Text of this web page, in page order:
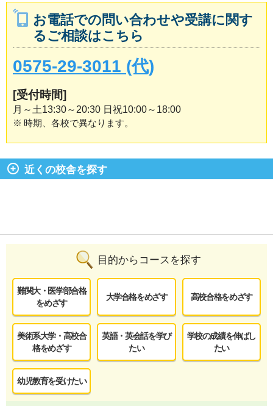
お電話での問い合わせや受講に関す
るご相談はこちら
0575-29-3011 (代)
[受付時間]
月～土13:30～20:30 日祝10:00～18:00
※ 時期、各校で異なります。
近くの校舎を探す
目的からコースを探す
難関大・医学部合格
をめざす
大学合格をめざす 高校合格をめざす
美術系大学・高校合
格をめざす
英語・英会話を学び
たい
学校の成績を伸ばし
たい
幼児教育を受けたい